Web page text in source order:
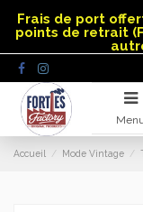
Frais de port
points de retrait
Accueil Mode Vintage